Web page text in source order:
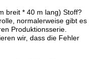
breit * 40 m lang) Stoff?
normalerweise gibt es
Produktionsserie.
wir, dass die Fehler